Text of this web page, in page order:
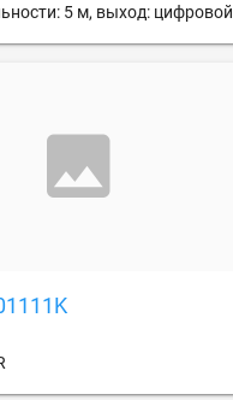
5 м, выход: